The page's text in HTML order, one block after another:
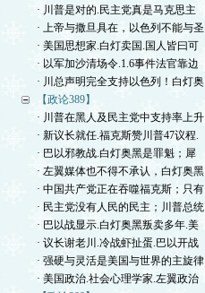
· 川普是对的.民主党真是马克思主
· 上帝与撒旦具在，以色列不能与圣
· 美国思想家.白灯卖国.国人皆曰可
· 以军加沙清场令.1.6事件法官靠边
· 川总声明完全支持以色列！白灯奥
【政论389】
· 川普在黑人及民主党中支持率上升
· 新议长就任.福克斯赞川普47议程.
· 巴以邪教战.白灯奥黑是罪魁；犀
· 左翼媒体也不得不承认，白灯奥黑
· 中国共产党正在吞噬福克斯；只有
· 民主党没有人民的民主；川普总统
· 巴以战显示.白灯奥黑叛卖多年.美
· 议长谢老川.冷战虾扯蛋.巴以开战
· 强硬与灵活是美国与世界的主旋律
· 美国政治.社会心理学家.左翼政治